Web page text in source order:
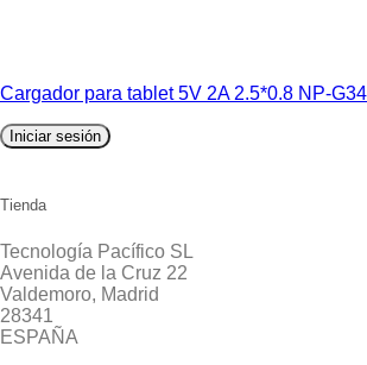
Cargador para tablet 5V 2A 2.5*0.8 NP-
Iniciar sesión
Tienda
Tecnología Pacífico SL
Avenida de la Cruz 22
Valdemoro, Madrid
28341
ESPAÑA